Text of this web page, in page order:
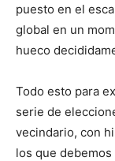
puesto en el
global en un
hueco
Todo esto para
serie de
vecindario, con
los que